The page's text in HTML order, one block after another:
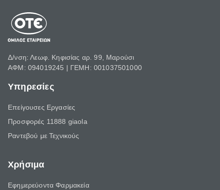
Δ/νση: Λεωφ. Κηφισίας αρ. 99, Μαρούσι
ΑΦΜ: 094019245 | ΓΕΜΗ: 001037501000
Υπηρεσίες
Επείγουσες Εργασίες
Προσφορές 11888 giaola
Ραντεβού με Τεχνικούς
Χρήσιμα
Εφημερεύοντα Φαρμακεία